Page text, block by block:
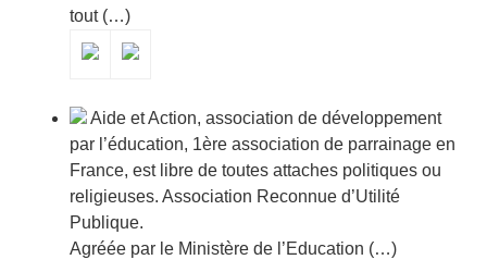
tout (…)
Aide et Action, association de développement
par l’éducation, 1ère association de parrainage en
France, est libre de toutes attaches politiques ou
religieuses. Association Reconnue d’Utilité
Publique.
Agréée par le Ministère de l’Education (…)